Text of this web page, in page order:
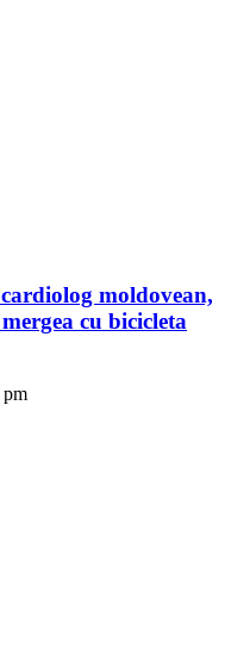
moldovean,
cu bicicleta
pm